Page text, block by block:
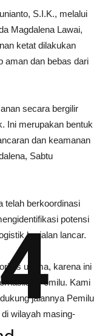
S.I.K., melalui
Magdalena Lawai,
ketat dilakukan
aman dan bebas dari
secara bergilir
Ini merupakan bentuk
dan keamanan
Sabtu
telah berkoordinasi
potensi
berjalan lancar.
utama, karena ini
Pemilu. Kami
jalannya Pemilu
wilayah masing-